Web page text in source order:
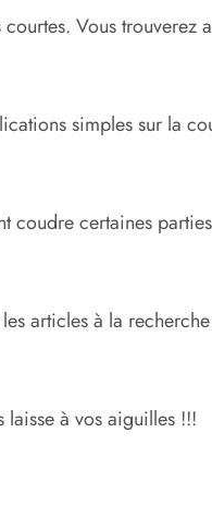
Vous trouverez
simples sur la
coudre certaines
articles à la
laisse à vos aiguilles !!!